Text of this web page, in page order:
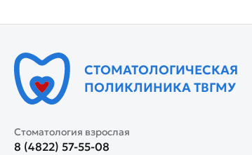
СТОМАТОЛОГИЧЕСКАЯ
ПОЛИКЛИНИКА ТВГМУ
8 (4822) 57-55-08
Стоматология взрослая